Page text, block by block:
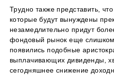
Трудно также представить,
которые будут вынуждены
незамедлительно придут
фондовый рынок еще
появились подобные
выплачивающих дивиденды,
сегодняшнее снижение